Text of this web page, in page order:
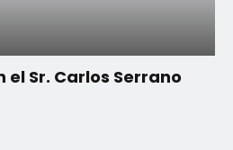
Sr. Carlos Serrano